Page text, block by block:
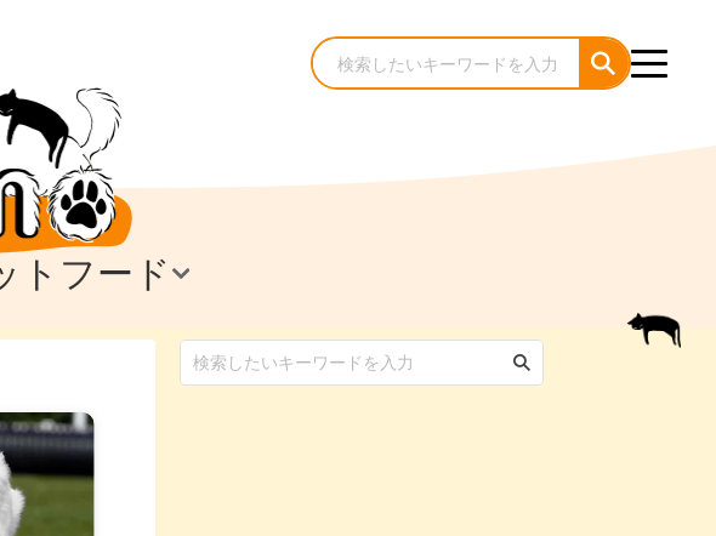
犬のケア・お手入れ
猫のケア・お手入れ
トフード